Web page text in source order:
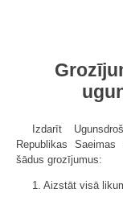
Izdarīt
Republikas
šādus grozījumus:
1. Aizstāt visā